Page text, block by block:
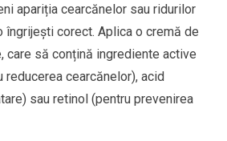
apariția cearcănelor sau ridurilor
corect. Aplica o cremă de
care să conțină ingrediente active
reducerea cearcănelor), acid
sau retinol (pentru prevenirea